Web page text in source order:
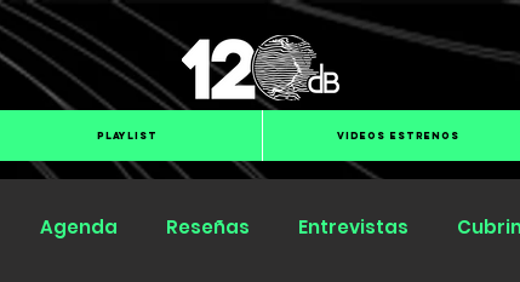
PLAYLIST VIDEOS ESTRENOS
Agenda Reseñas Entrevistas